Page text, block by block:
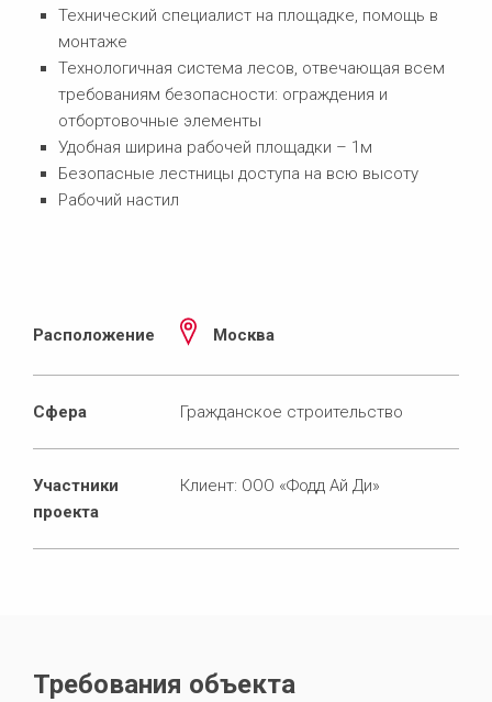
Технический специалист на площадке, помощь в
монтаже
Технологичная система лесов, отвечающая всем
требованиям безопасности: ограждения и
отбортовочные элементы
Удобная ширина рабочей площадки – 1м
Безопасные лестницы доступа на всю высоту
Рабочий настил
Расположение Москва
Сфера Гражданское строительство
Участники
проекта
Клиент: ООО «Фодд Ай Ди»
Требования объекта